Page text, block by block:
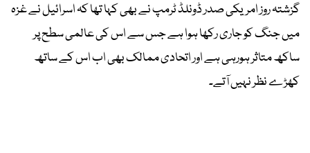
گزشتہ روز امریکی صدر ڈونلڈ ٹرمپ نے بھی کہا تھا کہ اسرائیل نے غزہ
میں جنگ کو جاری رکھا ہوا ہے جس سے اس کی عالمی سطح پر
ساکھ متاثر ہورہی ہے اور اتحادی ممالک بھی اب اس کے ساتھ
کھڑے نظر نہیں آتے۔